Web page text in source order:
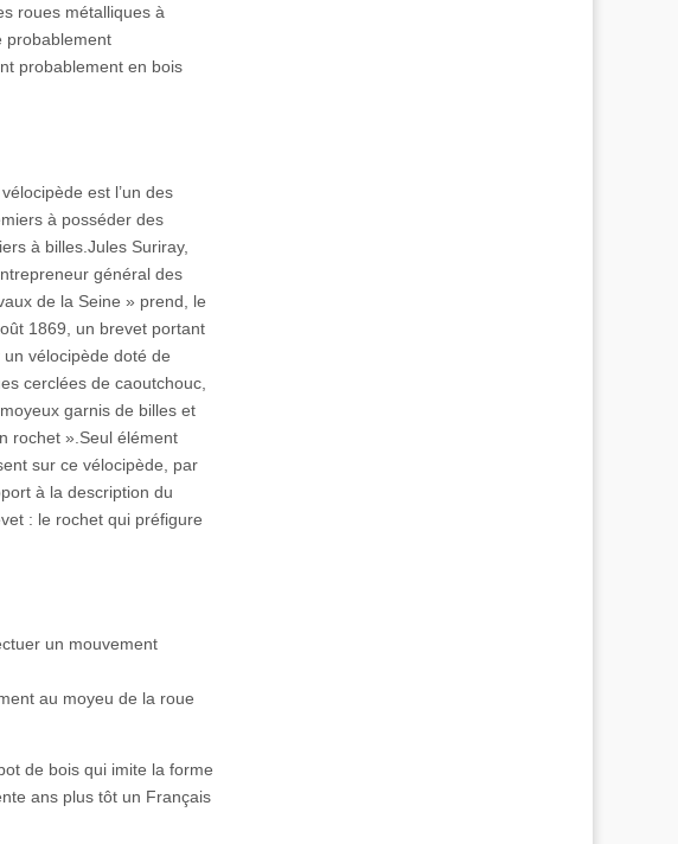
roues métalliques à
probablement
probablement en bois
est l’un des
à posséder des
à billes.Jules Suriray,
général des
de la Seine » prend, le
1869, un brevet portant
un vélocipède doté de
cerclées de caoutchouc,
garnis de billes et
rochet ».Seul élément
sur ce vélocipède, par
à la description du
: le rochet qui préfigure
un mouvement
au moyeu de la roue
de bois qui imite la forme
ans plus tôt un Français